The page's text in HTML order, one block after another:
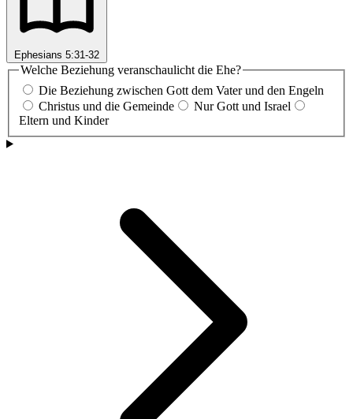
Ephesians 5:31-32
Welche Beziehung veranschaulicht die Ehe?
Die Beziehung zwischen Gott dem Vater und den Engeln
Christus und die Gemeinde
Nur Gott und Israel
Eltern und Kinder